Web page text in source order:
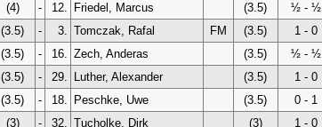
(4) - 12. Friedel, Marcus (3.5)
½ - ½
(3.5) - 3. Tomczak, Rafal FM (3.5)
1 - 0
(3.5) - 16. Zech, Anderas (3.5)
½ - ½
(3.5) - 29. Luther, Alexander (3.5)
1 - 0
(3.5) - 18. Peschke, Uwe (3.5)
0 - 1
(3) - 32. Tucholke, Dirk (3)
1 - 0